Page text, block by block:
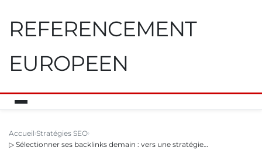
REFERENCEMENT
EUROPEEN
Accueil Stratégies SEO
▷ Sélectionner ses backlinks demain : vers une stratégie…